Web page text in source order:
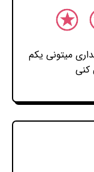
میتونی یکم
کنی